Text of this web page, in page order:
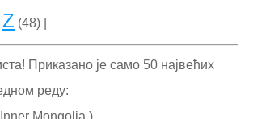
Z (48) |
Приказано је само 50 највећих
реду:
Mongolia )